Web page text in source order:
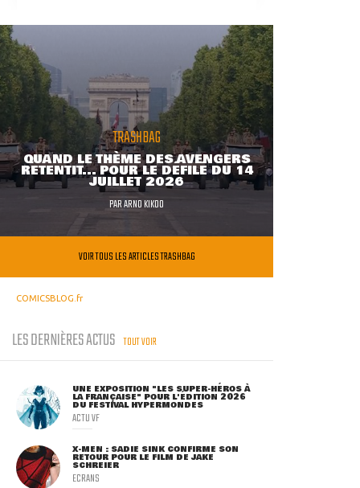
TRASHBAG
QUAND LE THÈME DES AVENGERS
RETENTIT... POUR LE DÉFILÉ DU 14
JUILLET 2026
PARARNO KIKOO
VOIR TOUS LES ARTICLES TRASHBAG
COMICSBLOG.fr
LES DERNIÈRES ACTUS TOUT VOIR
UNE EXPOSITION "LES SUPER-HÉROS À
LA FRANÇAISE" POUR L'ÉDITION 2026
DU FESTIVAL HYPERMONDES
ACTU VF
X-MEN : SADIE SINK CONFIRME SON
RETOUR POUR LE FILM DE JAKE
SCHREIER
ECRANS